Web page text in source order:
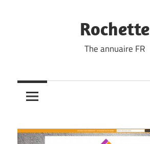
Rochette
The annuaire FR